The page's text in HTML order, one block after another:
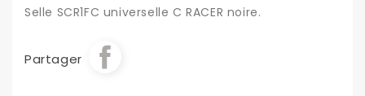
Selle SCR1FC universelle C RACER noire.
Partager